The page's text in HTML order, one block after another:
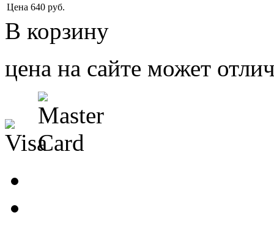
Цена 640 руб.
В корзину
цена на сайте может